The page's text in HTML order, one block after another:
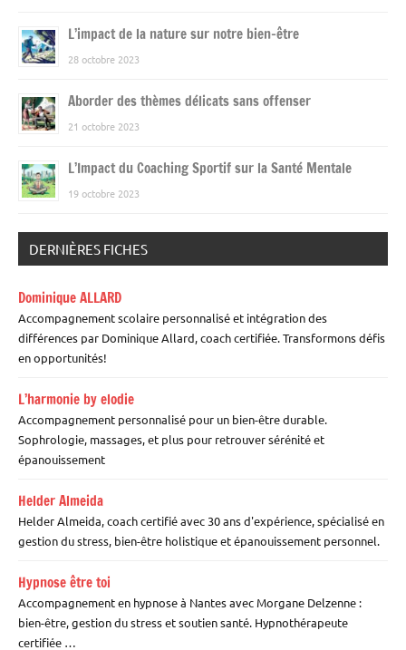
L’impact de la nature sur notre bien-être
28 octobre 2023
Aborder des thèmes délicats sans offenser
21 octobre 2023
L’Impact du Coaching Sportif sur la Santé Mentale
19 octobre 2023
DERNIÈRES FICHES
Dominique ALLARD
Accompagnement scolaire personnalisé et intégration des
différences par Dominique Allard, coach certifiée. Transformons défis
en opportunités!
L’harmonie by elodie
Accompagnement personnalisé pour un bien-être durable.
Sophrologie, massages, et plus pour retrouver sérénité et
épanouissement
Helder Almeida
Helder Almeida, coach certifié avec 30 ans d'expérience, spécialisé en
gestion du stress, bien-être holistique et épanouissement personnel.
Hypnose être toi
Accompagnement en hypnose à Nantes avec Morgane Delzenne :
bien-être, gestion du stress et soutien santé. Hypnothérapeute
certifiée …